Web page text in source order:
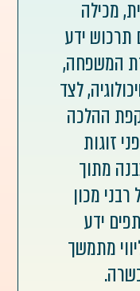
מכילה
תרכוש ידע
המשפחה,
לצד
ההלכה
זוגות
מתוך
מכון
ידע
מתמשך